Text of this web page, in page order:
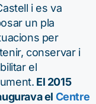
i es va
un pla
per
conservar i
el
El 2015
el Centre